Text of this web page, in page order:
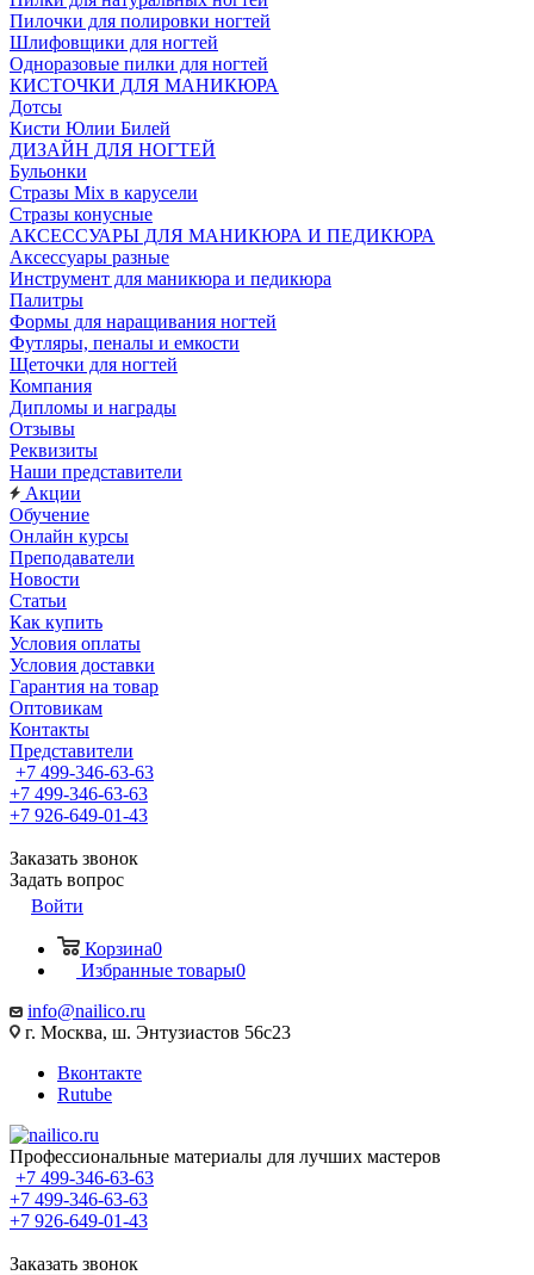
Пилочки для полировки ногтей
Шлифовщики для ногтей
Одноразовые пилки для ногтей
КИСТОЧКИ ДЛЯ МАНИКЮРА
Дотсы
Кисти Юлии Билей
ДИЗАЙН ДЛЯ НОГТЕЙ
Бульонки
Стразы Mix в карусели
Стразы конусные
АКСЕССУАРЫ ДЛЯ МАНИКЮРА И ПЕДИКЮРА
Аксессуары разные
Инструмент для маникюра и педикюра
Палитры
Формы для наращивания ногтей
Футляры, пеналы и емкости
Щеточки для ногтей
Компания
Дипломы и награды
Отзывы
Реквизиты
Наши представители
Акции
Обучение
Онлайн курсы
Преподаватели
Новости
Статьи
Как купить
Условия оплаты
Условия доставки
Гарантия на товар
Оптовикам
Контакты
Представители
+7 499-346-63-63
+7 499-346-63-63
+7 926-649-01-43
Заказать звонок
Задать вопрос
Войти
Корзина0
Избранные товары0
info@nailico.ru
г. Москва, ш. Энтузиастов 56с23
Вконтакте
Rutube
Профессиональные материалы для лучших мастеров
+7 499-346-63-63
+7 499-346-63-63
+7 926-649-01-43
Заказать звонок